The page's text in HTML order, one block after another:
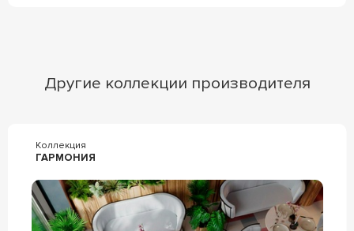
Другие коллекции производителя
Коллекция
ГАРМОНИЯ